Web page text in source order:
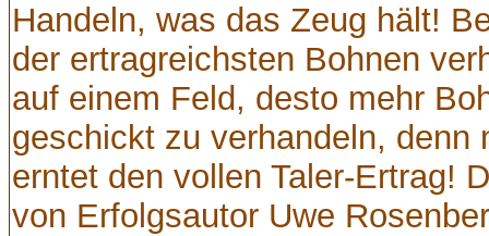
Handeln, was das Zeug hält!
der ertragreichsten Bohnen
auf einem Feld, desto mehr
geschickt zu verhandeln,
erntet den vollen Taler-Ertrag!
von Erfolgsautor Uwe